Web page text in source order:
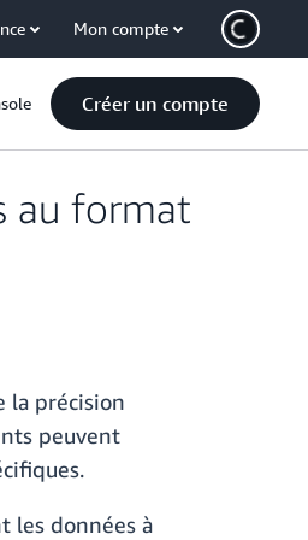
Mon compte
Créer un compte
au format
la précision
peuvent
les données à